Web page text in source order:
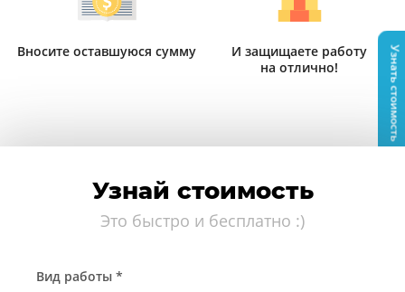
Вносите оставшуюся сумму
И защищаете работу
на отлично!
Узнай стоимость
Это быстро и бесплатно :)
Вид работы *
Узнать стоимость